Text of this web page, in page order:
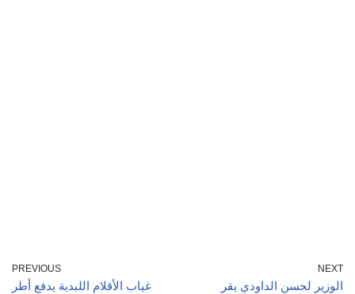
PREVIOUS
غياب الأقلام اللبدية يدفع أطر
NEXT
الوزير لحسن الداودي يقر